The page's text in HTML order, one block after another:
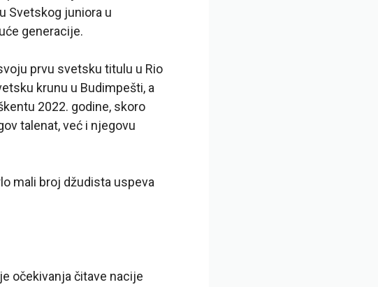
Svetskog juniora u
generacije.
prvu svetsku titulu u Rio
krunu u Budimpešti, a
2022. godine, skoro
talenat, već i njegovu
mali broj džudista uspeva
očekivanja čitave nacije